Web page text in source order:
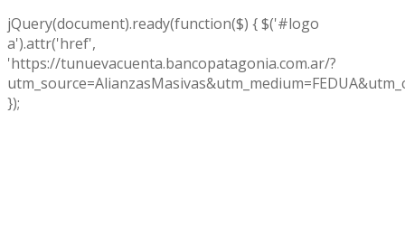
jQuery(document).ready(function($) { $('#logo
a').attr('href',
'https://tunuevacuenta.bancopatagonia.com.ar/?
});